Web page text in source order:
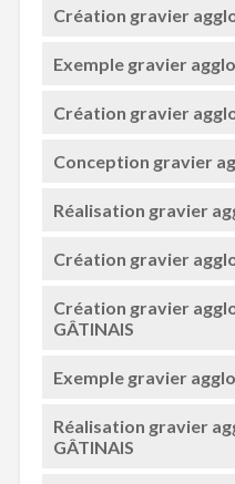
Création gravier
Exemple gravier
Création gravier
Conception gravier
Réalisation gravier
Création gravier
Création gravier
GÂTINAIS
Exemple gravier
Réalisation gravier
GÂTINAIS